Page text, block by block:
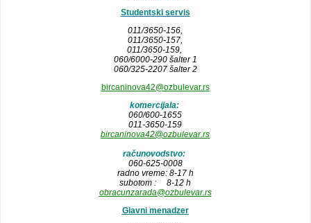
Studentski servis
011/3650-156,
011/3650-157,
011/3650-159,
060/6000-290 šalter 1
060/325-2207 šalter 2
bircaninova42@ozbulevar.rs
komercijala:
060/600-1655
011-3650-159
bircaninova42@ozbulevar.rs
računovodstvo:
060-625-0008
radno vreme: 8-17 h
subotom : 8-12 h
obracunzarada@ozbulevar.rs
Glavni menadzer